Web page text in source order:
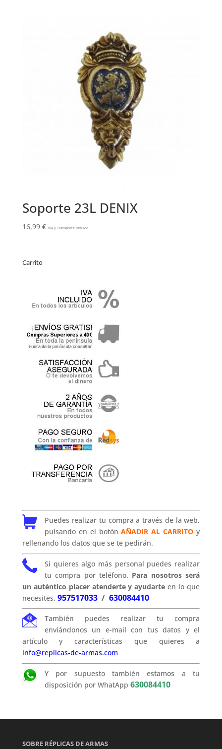
Soporte 23L DENIX
16,99 € IVA y Transporte Incluido
Carrito
Puedes realizar tu compra a través de la web,
pulsando en el botónAÑADIR AL CARRITO y
rellenando los datos que se te pedirán.
Si quieres algo más personal puedes realizar
tu compra por teléfono. Para nosotros será
un auténtico placer atenderte y ayudarte en lo que
necesites. 957517033/ 630084410
También puedes realizar tu compra
enviándonos un e-mail con tus datos y el
artículo y características que quieres a
info@replicas-de-armas.com
Y por supuesto también estamos a tu
disposición por WhatApp 630084410
SOBRE RÉPLICAS DE ARMAS